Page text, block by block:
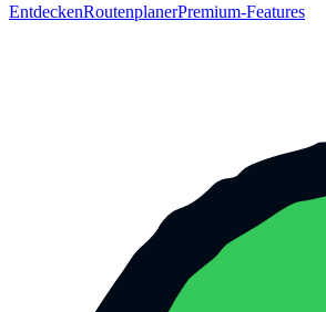
EntdeckenRoutenplanerPremium-Features